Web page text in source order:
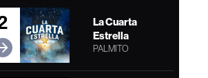
La Cuarta
Estrella
PALMITO